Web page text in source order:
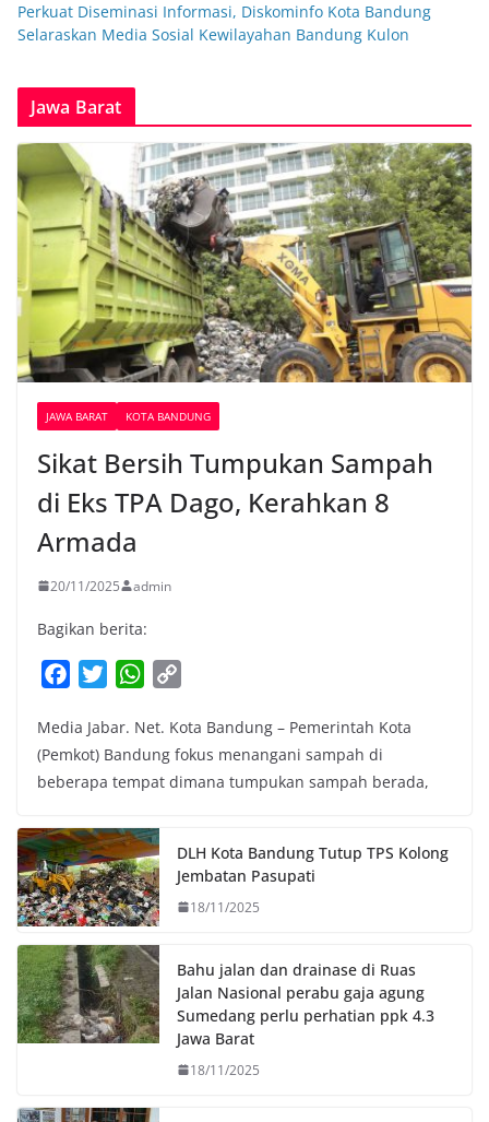
Perkuat Diseminasi Informasi, Diskominfo Kota Bandung
Selaraskan Media Sosial Kewilayahan Bandung Kulon
Jawa Barat
JAWA BARAT KOTA BANDUNG
Sikat Bersih Tumpukan Sampah
di Eks TPA Dago, Kerahkan 8
Armada
20/11/2025 admin
Bagikan berita:
c
e
b
o
k
i
t
t
r
W
a
t
s
p
p
p
y
L
n
k
Media Jabar. Net. Kota Bandung – Pemerintah Kota
(Pemkot) Bandung fokus menangani sampah di
beberapa tempat dimana tumpukan sampah berada,
DLH Kota Bandung Tutup TPS Kolong
Jembatan Pasupati
18/11/2025
Bahu jalan dan drainase di Ruas
Jalan Nasional perabu gaja agung
Sumedang perlu perhatian ppk 4.3
Jawa Barat
18/11/2025